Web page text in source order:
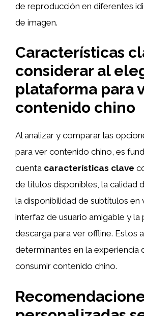
de reproducción en diferentes
de imagen.
Características
considerar al
plataforma para
contenido chino
Al analizar y comparar las
para ver contenido chino, es
cuenta características clave
de títulos disponibles, la calidad
la disponibilidad de subtítulos en
interfaz de usuario amigable y la
descarga para ver offline. Estos
determinantes en la experiencia
consumir contenido chino.